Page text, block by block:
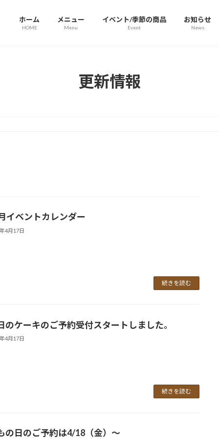
ホーム
HOME
メニュー
Menu
イベント/季節の商品
Event
お知らせ
News
更新情報
イベントカレンダー
4月17日
続きを読む
のケーキのご予約受付スタートしました。
4月17日
続きを読む
の日のご予約は4/18（金）～